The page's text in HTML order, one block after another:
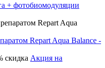
+ фотобиомодуляции
Repart Aqua Balance -
Акция на